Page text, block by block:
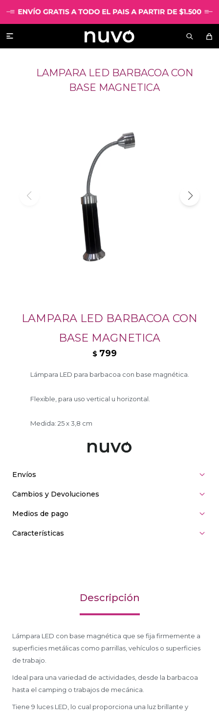

LAMPARA LED BARBACOA CON
BASE MAGNETICA
LAMPARA LED BARBACOA CON
BASE MAGNETICA
$ 799
Lámpara LED para barbacoa con base magnética.
Flexible, para uso vertical u horizontal.
Medida: 25 x 3,8 cm
Envíos
Cambios y Devoluciones
Medios de pago
Características
Descripción
Lámpara LED con base magnética que se fija firmemente a
superficies metálicas como parrillas, vehículos o superficies
de trabajo.
Ideal para una variedad de actividades, desde la barbacoa
hasta el camping o trabajos de mecánica.
Tiene 9 luces LED, lo cual proporciona una luz brillante y